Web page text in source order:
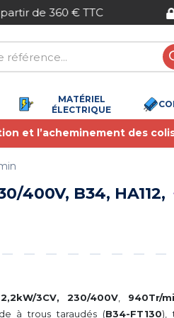
MATÉRIEL
ÉLECTRIQUE
et l’acheminement des
400V, B34, HA112,
3CV, 230/400V
940Tr/
à trous taraudés (B34-FT130),